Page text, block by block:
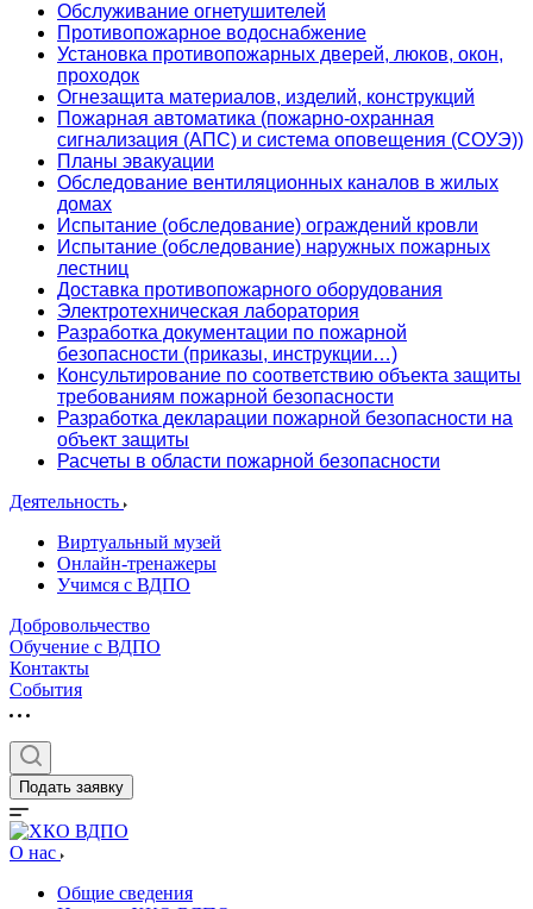
Обслуживание огнетушителей
Противопожарное водоснабжение
Установка противопожарных дверей, люков, окон,
проходок
Огнезащита материалов, изделий, конструкций
Пожарная автоматика (пожарно-охранная
сигнализация (АПС) и система оповещения (СОУЭ))
Планы эвакуации
Обследование вентиляционных каналов в жилых
домах
Испытание (обследование) ограждений кровли
Испытание (обследование) наружных пожарных
лестниц
Доставка противопожарного оборудования
Электротехническая лаборатория
Разработка документации по пожарной
безопасности (приказы, инструкции…)
Консультирование по соответствию объекта защиты
требованиям пожарной безопасности
Разработка декларации пожарной безопасности на
объект защиты
Расчеты в области пожарной безопасности
Деятельность
Виртуальный музей
Онлайн-тренажеры
Учимся с ВДПО
Добровольчество
Обучение с ВДПО
Контакты
События
Подать заявку
О нас
Общие сведения